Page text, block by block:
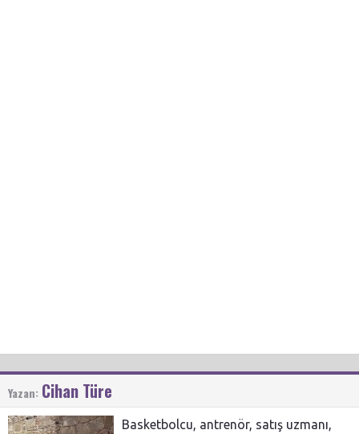
Yazan: Cihan Türe
Basketbolcu, antrenör, satış uzmanı,